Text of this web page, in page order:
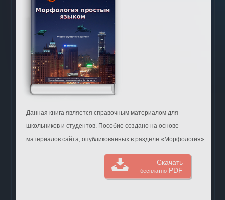
Данная книга является справочным материалом для
школьников и студентов. Пособие создано на основе
материалов сайта, опубликованных в разделе «Морфология».
Скачать
бесплатно PDF